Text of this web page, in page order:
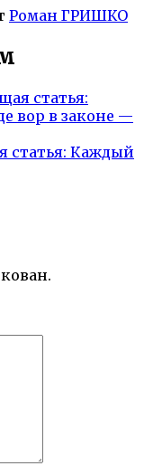
Роман ГРИШКО
статья:
вор в законе —
статья: Каждый